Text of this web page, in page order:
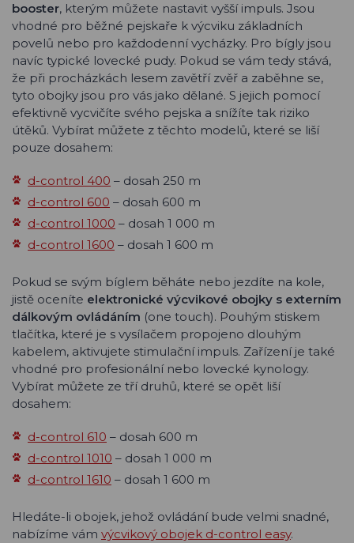
booster, kterým můžete nastavit vyšší impuls. Jsou
vhodné pro běžné pejskaře k výcviku základních
povelů nebo pro každodenní vycházky. Pro bígly jsou
navíc typické lovecké pudy. Pokud se vám tedy stává,
že při procházkách lesem zavětří zvěř a zaběhne se,
tyto obojky jsou pro vás jako dělané. S jejich pomocí
efektivně vycvičíte svého pejska a snížíte tak riziko
útěků. Vybírat můžete z těchto modelů, které se liší
pouze dosahem:
d-control 400 – dosah 250 m
d-control 600 – dosah 600 m
d-control 1000 – dosah 1 000 m
d-control 1600 – dosah 1 600 m
Pokud se svým bíglem běháte nebo jezdíte na kole,
jistě oceníte elektronické výcvikové obojky s externím
dálkovým ovládáním (one touch). Pouhým stiskem
tlačítka, které je s vysílačem propojeno dlouhým
kabelem, aktivujete stimulační impuls. Zařízení je také
vhodné pro profesionální nebo lovecké kynology.
Vybírat můžete ze tří druhů, které se opět liší
dosahem:
d-control 610 – dosah 600 m
d-control 1010 – dosah 1 000 m
d-control 1610 – dosah 1 600 m
Hledáte-li obojek, jehož ovládání bude velmi snadné,
nabízíme vám výcvikový obojek d-control easy.